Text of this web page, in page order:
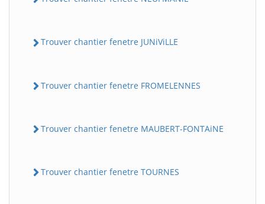
Trouver chantier fenetre JUNiViLLE
Trouver chantier fenetre FROMELENNES
Trouver chantier fenetre MAUBERT-FONTAiNE
Trouver chantier fenetre TOURNES